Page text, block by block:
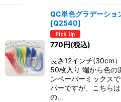
QC単色グラデーショ
[Q2540]
770円(税込)
長さ12インチ(30cm
50枚入り 端から色の
ンペーパーミックス
パーですが、こちら
の…